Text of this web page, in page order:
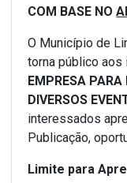
COM BASE NO
O Município de
torna público aos
EMPRESA
DIVERSOS
interessados
Publicação,
Limite para